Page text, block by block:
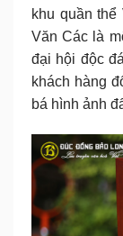
khu quần thể
Văn Các là
đại hội độc
khách hàng
bá hình ảnh